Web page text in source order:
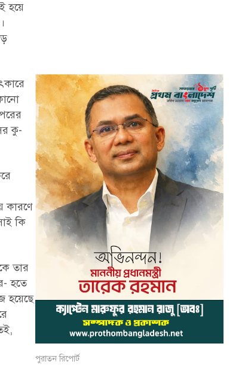
হয়ে
কু-
কারণে
কি
তার
হতে
হয়েছে
পুরাতন রিপোর্ট